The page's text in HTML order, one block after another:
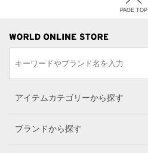
PAGE TOP
アイテムカテゴリーから探す
ブランドから探す